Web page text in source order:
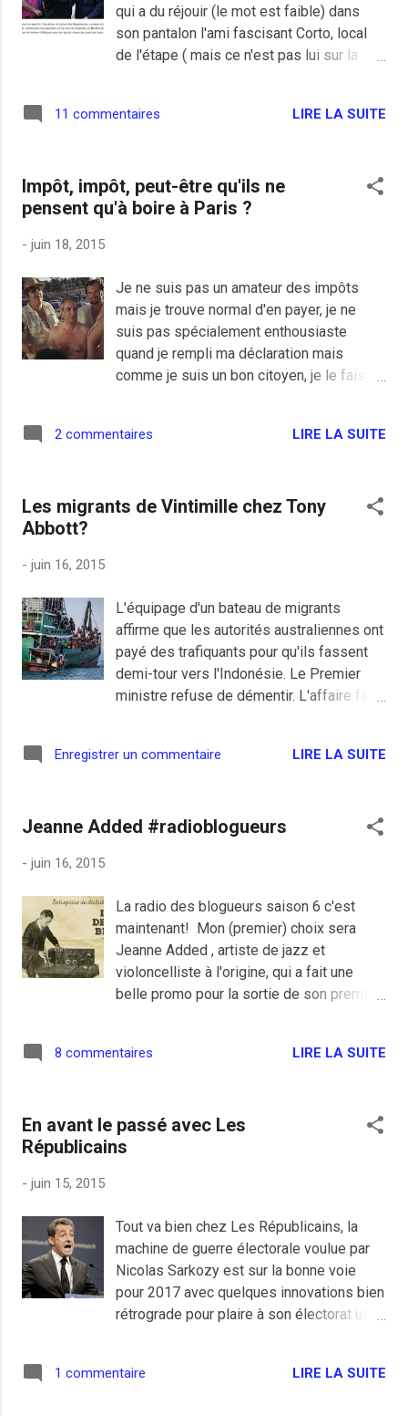
qui a du réjouir (le mot est faible) dans
son pantalon l'ami fascisant Corto, local
de l'étape ( mais ce n'est pas lui sur la
Sarkozy, il a raison pour une fois, il y a
11 commentaires LIRE LA SUITE
Impôt, impôt, peut-être qu'ils ne
pensent qu'à boire à Paris ?
- juin 18, 2015
Je ne suis pas un amateur des impôts
mais je trouve normal d'en payer, je ne
suis pas spécialement enthousiaste
quand je rempli ma déclaration mais
comme je suis un bon citoyen, je le fais
prélèvement à la source et je suis plutôt
et ça va certainement me simplifier la vie.
le blogueur de droite en général n'y trouve
rien à redire puisque c'est une réforme
que leur affairiste de président aurait pu
annoncer dans un éventuel programme
après les 30 propositions sur
fonctionnaires et l'abolition de la loi
2 commentaires LIRE LA SUITE
Les migrants de Vintimille chez Tony
Abbott?
- juin 16, 2015
L'équipage d'un bateau de migrants
affirme que les autorités australiennes ont
payé des trafiquants pour qu'ils fassent
demi-tour vers l'Indonésie. Le Premier
ministre refuse de démentir. L'affaire fait
droite la main droite sur le drapeau à
premier ministre avait la solution miracle
leur programme d'austérité pour les
pauvres.
Enregistrer un commentaire LIRE LA SUITE
Jeanne Added #radioblogueurs
- juin 16, 2015
La radio des blogueurs saison 6 c'est
maintenant! Mon (premier) choix sera
Jeanne Added , artiste de jazz et
violoncelliste à l'origine, qui a fait une
belle promo pour la sortie de son premier
sortie de l'album au Centquatre dans le
choix un peu décalé par rapport à mes
goûts musicaux habituels mais c'est bien
à mesure de leur publication sont sur le
compte Twitter ou la page Facebook de la
radio (*) Il faudrait juste interdire l'entrée
aux hispters.
8 commentaires LIRE LA SUITE
En avant le passé avec Les
Républicains
- juin 15, 2015
Tout va bien chez Les Républicains, la
machine de guerre électorale voulue par
Nicolas Sarkozy est sur la bonne voie
pour 2017 avec quelques innovations bien
rétrograde pour plaire à son électorat ultra
mais pas les casseroles. La grande
1 commentaire LIRE LA SUITE